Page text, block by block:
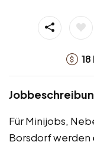
18
Für Minijobs,
Borsdorf werden